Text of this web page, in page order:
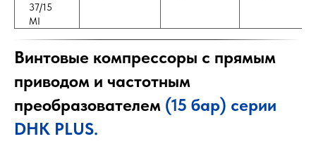
37/15
MI
Винтовые компрессоры с прямым
приводом и частотным
преобразователем (15 бар) серии
DHK PLUS.